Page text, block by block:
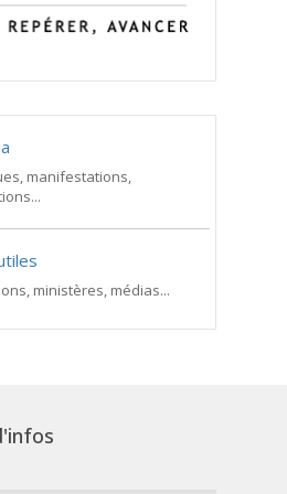
manifestations,
ministères, médias...